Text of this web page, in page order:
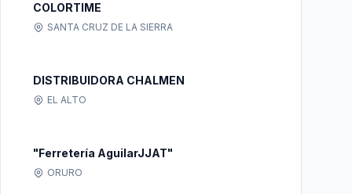
COLORTIME
SANTA CRUZ DE LA SIERRA
DISTRIBUIDORA CHALMEN
EL ALTO
"Ferretería AguilarJJAT"
ORURO